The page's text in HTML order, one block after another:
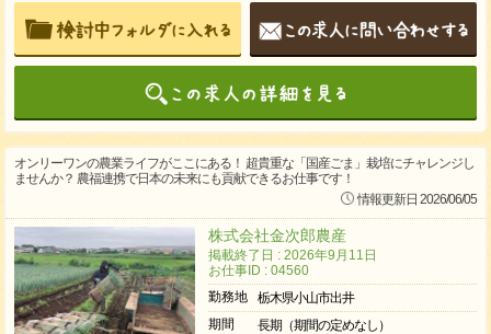
オンリーワンの農業ライフがここにある！ 超貴重な「国産ごま」栽培にチャレンジし
ませんか？ 農福連携で日本の未来にも貢献できるお仕事です！
情報更新日 2026/06/05
株式会社金次郎農産
掲載終了日 : 2026年9月11日
お仕事ID : 04560
勤務地
栃木県小山市出井
期間
長期（期間の定めなし）